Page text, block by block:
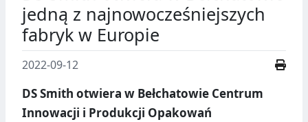
jedną z najnowocześniejszych
fabryk w Europie
2022-09-12
DS Smith otwiera w Bełchatowie Centrum
Innowacji i Produkcji Opakowań